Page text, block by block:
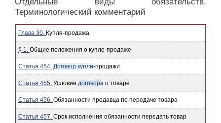
Терминологический комментарий
Глава 30. Купля-продажа
§ 1. Общие положения о купле-продаже
Статья 454. Договор купли-продажи
Статья 455. Условие договора о товаре
Статья 456. Обязанности продавца по передаче товара
Статья 457. Срок исполнения обязанности передать товар